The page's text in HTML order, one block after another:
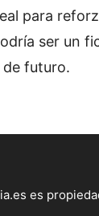
para
ser un
futuro.
es